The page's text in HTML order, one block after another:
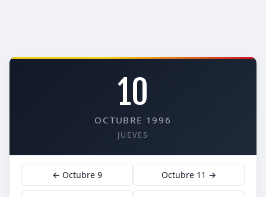
10
OCTUBRE 1996
JUEVES
← Octubre 9 Octubre 11 →